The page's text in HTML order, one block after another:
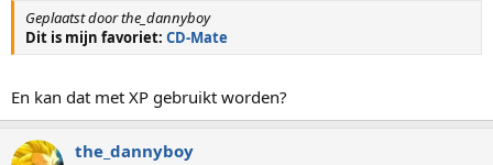
Geplaatst door the_dannyboy
Dit is mijn favoriet: CD-Mate
En kan dat met XP gebruikt worden?
the_dannyboy